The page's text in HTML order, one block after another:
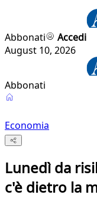
Abbonati
Accedi
August 10, 2026
Abbonati
Economia
Lunedì da
c'è dietro la